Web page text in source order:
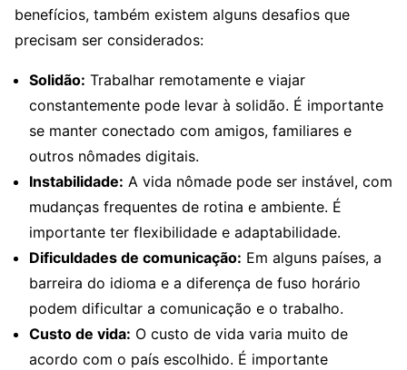
benefícios, também existem alguns desafios que
precisam ser considerados:
Solidão: Trabalhar remotamente e viajar
constantemente pode levar à solidão. É importante
se manter conectado com amigos, familiares e
outros nômades digitais.
Instabilidade: A vida nômade pode ser instável, com
mudanças frequentes de rotina e ambiente. É
importante ter flexibilidade e adaptabilidade.
Dificuldades de comunicação: Em alguns países, a
barreira do idioma e a diferença de fuso horário
podem dificultar a comunicação e o trabalho.
Custo de vida: O custo de vida varia muito de
acordo com o país escolhido. É importante